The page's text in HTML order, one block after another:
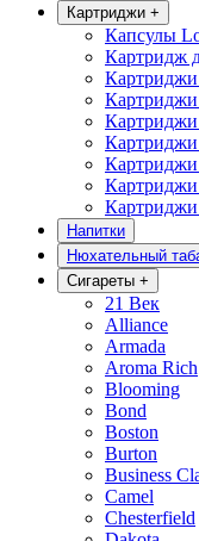
Картриджи +
Капсулы
Картридж
Картриджи
Напитки
Нюхательный
Сигареты +
21 Век
Alliance
Armada
Aroma Rich
Blooming
Bond
Boston
Burton
Business
Camel
Chesterfield